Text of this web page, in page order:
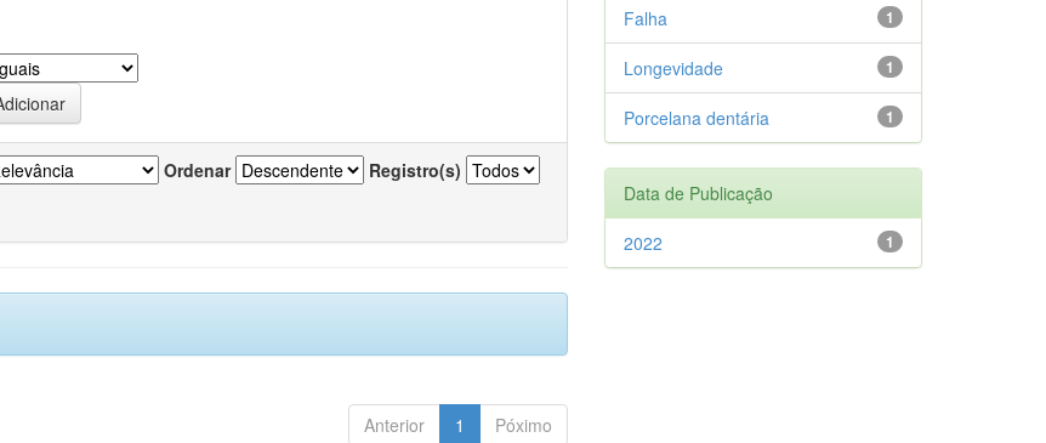
Ordenar Registro(s)
Anterior 1 Póximo
1
Falha
1
Longevidade
1
Porcelana dentária
Data de Publicação
1
2022